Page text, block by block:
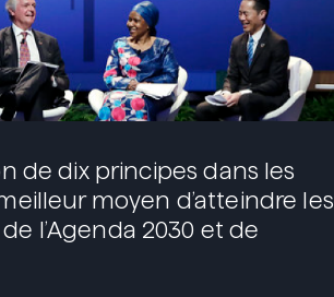
de dix principes dans les
moyen d’atteindre les
l’Agenda 2030 et de